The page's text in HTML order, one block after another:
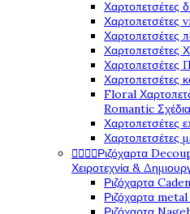
Χαρτοπετσέτες
Χαρτοπετσέτες
Χαρτοπετσέτες
Χαρτοπετσέτες
Χαρτοπετσέτες
Χαρτοπετσέτες
Floral
Romantic Σχέδια
Χαρτοπετσέτες
Χαρτοπετσέτες
Ριζόχαρτα
Χειροτεχνία &
Ριζόχαρτα
Ριζόχαρτα